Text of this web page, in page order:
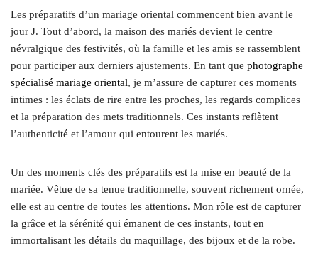
Les préparatifs d’un mariage oriental commencent bien avant le
jour J. Tout d’abord, la maison des mariés devient le centre
névralgique des festivités, où la famille et les amis se rassemblent
pour participer aux derniers ajustements. En tant que photographe
spécialisé mariage oriental, je m’assure de capturer ces moments
intimes : les éclats de rire entre les proches, les regards complices
et la préparation des mets traditionnels. Ces instants reflètent
l’authenticité et l’amour qui entourent les mariés.
Un des moments clés des préparatifs est la mise en beauté de la
mariée. Vêtue de sa tenue traditionnelle, souvent richement ornée,
elle est au centre de toutes les attentions. Mon rôle est de capturer
la grâce et la sérénité qui émanent de ces instants, tout en
immortalisant les détails du maquillage, des bijoux et de la robe.